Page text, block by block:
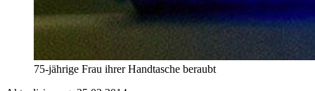
75-jährige Frau ihrer Handtasche beraubt